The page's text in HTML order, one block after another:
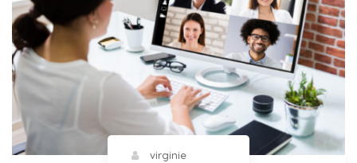
virginie